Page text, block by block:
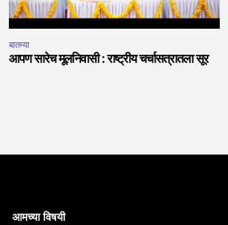
बातम्या
आपण सारेच मूलनिवासी : राष्ट्रीय चर्चासत्रातला सूर
आमच्या विषयी